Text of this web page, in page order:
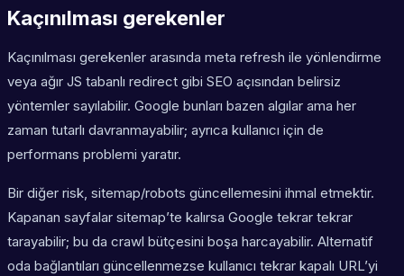
Kaçınılması gerekenler
Kaçınılması gerekenler arasında meta refresh ile yönlendirme
veya ağır JS tabanlı redirect gibi SEO açısından belirsiz
yöntemler sayılabilir. Google bunları bazen algılar ama her
zaman tutarlı davranmayabilir; ayrıca kullanıcı için de
performans problemi yaratır.
Bir diğer risk, sitemap/robots güncellemesini ihmal etmektir.
Kapanan sayfalar sitemap’te kalırsa Google tekrar tekrar
tarayabilir; bu da crawl bütçesini boşa harcayabilir. Alternatif
oda bağlantıları güncellenmezse kullanıcı tekrar kapalı URL’yi